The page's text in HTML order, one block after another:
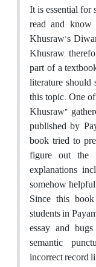
It is essential for
read and know
Khusraw’s
Khusraw,
part of a
literature should
this topic. One
Khusraw”
published by
book tried to
figure out the
explanations
somehow
Since this
students in
essay and
semantic,
incorrect record